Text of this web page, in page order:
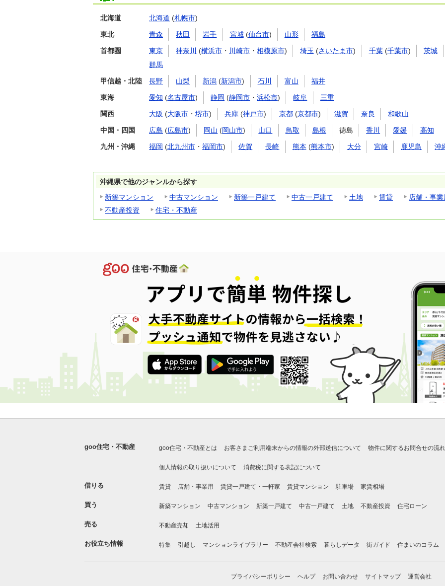
北海道 北海道 (札幌市)
東北 青森 秋田 岩手 宮城(仙台市) 山形 福島
首都圏 東京 神奈川 (横浜市 ・ 川崎市 ・相模原市) 埼玉 (さいたま市) 千葉(千葉市)
茨城
群馬
甲信越・北陸 長野 山梨 新潟 (新潟市) 石川 富山 福井
東海 愛知 (名古屋市) 静岡 (静岡市 ・浜松市) 岐阜 三重
関西 大阪 (大阪市 ・ 堺市) 兵庫 (神戸市) 京都 (京都市) 滋賀 奈良 和歌山
中国・四国 広島 (広島市) 岡山 (岡山市) 山口 鳥取 島根 徳島 香川 愛媛 高知
九州・沖縄 福岡 (北九州市 ・ 福岡市) 佐賀 長崎 熊本 (熊本市) 大分 宮崎 鹿児島 沖
沖縄県で他のジャンルから探す
新築マンション
中古マンション 新築一戸建て 中古一戸建て 土地 賃貸
店舗・事業
不動産投資
住宅・不動産
goo住宅・不動産 goo住宅・不動産とは お客さまご利用端末からの情報の外部送信について 物件に関するお問合せの流れ
個人情報の取り扱いについて 消費税に関する表記について
借りる 賃貸 店舗・事業用 賃貸一戸建て・一軒家 賃貸マンション 駐車場 家賃相場
買う 新築マンション 中古マンション 新築一戸建て 中古一戸建て 土地 不動産投資 住宅ローン
売る 不動産売却 土地活用
お役立ち情報 特集 引越し マンションライブラリー 不動産会社検索 暮らしデータ 街ガイド 住まいのコラム
プライバシーポリシー ヘルプ お問い合わせ サイトマップ 運営会社